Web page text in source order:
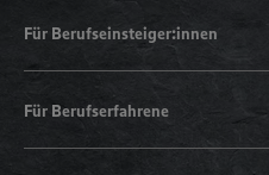
Für Berufseinsteiger:innen
Für Berufserfahrene